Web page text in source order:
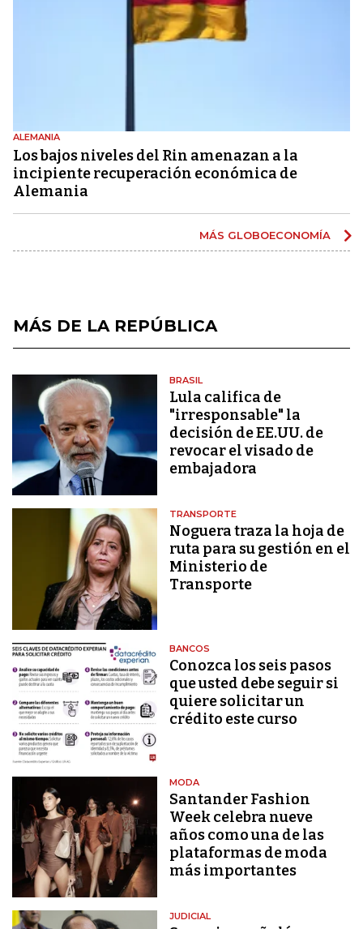
ALEMANIA
Los bajos niveles del Rin amenazan a la
incipiente recuperación económica de
Alemania
MÁS GLOBOECONOMÍA
MÁS DE LA REPÚBLICA
BRASIL
Lula califica de
"irresponsable" la
decisión de EE.UU. de
revocar el visado de
embajadora
TRANSPORTE
Noguera traza la hoja de
ruta para su gestión en el
Ministerio de
Transporte
BANCOS
Conozca los seis pasos
que usted debe seguir si
quiere solicitar un
crédito este curso
MODA
Santander Fashion
Week celebra nueve
años como una de las
plataformas de moda
más importantes
JUDICIAL